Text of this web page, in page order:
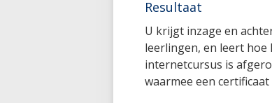
Resultaat
U krijgt inzage en
leerlingen, en leert hoe
internetcursus is
waarmee een